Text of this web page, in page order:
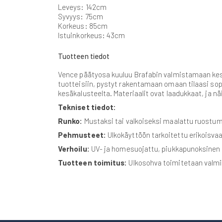
Leveys: 142cm
Syvyys: 75cm
Korkeus: 85cm
Istuinkorkeus: 43cm
Tuotteen tiedot
Vence päätyosa kuuluu Brafabin valmistamaan
tuotteisiin, pystyt rakentamaan omaan tilaasi
kesäkalusteelta. Materiaalit ovat laadukkaat, ja
Tekniset tiedot:
Runko: Mustaksi tai valkoiseksi maalattu
Pehmusteet: Ulkokäyttöön tarkoitettu
Verhoilu: UV- ja homesuojattu, piukkapunoksinen
Tuotteen toimitus: Ulkosohva toimitetaan